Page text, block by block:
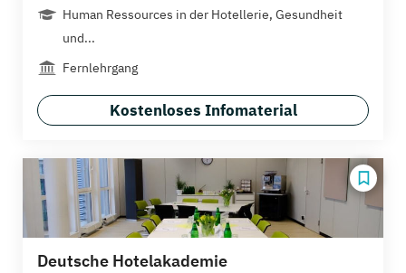
Human Ressources in der Hotellerie, Gesundheit
und...
Fernlehrgang
Kostenloses Infomaterial
Deutsche Hotelakademie